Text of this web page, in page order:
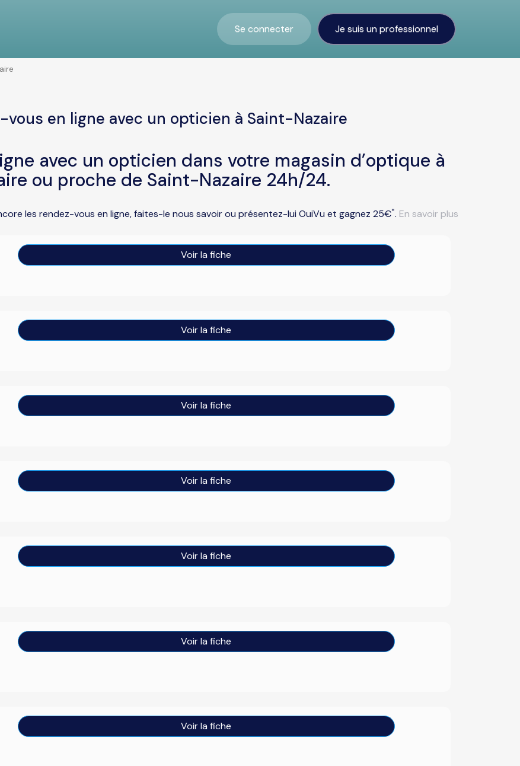
Se connecter Je suis un professionnel
vous en ligne avec un opticien à Saint-Nazaire
avec un opticien dans votre magasin d’optique à
ou proche de Saint-Nazaire 24h/24.
les rendez-vous en ligne, faites-le nous savoir ou présentez-lui OuiVu et gagnez 25€*. En savoir plus
Voir la fiche
Voir la fiche
Voir la fiche
Voir la fiche
Voir la fiche
Voir la fiche
Voir la fiche